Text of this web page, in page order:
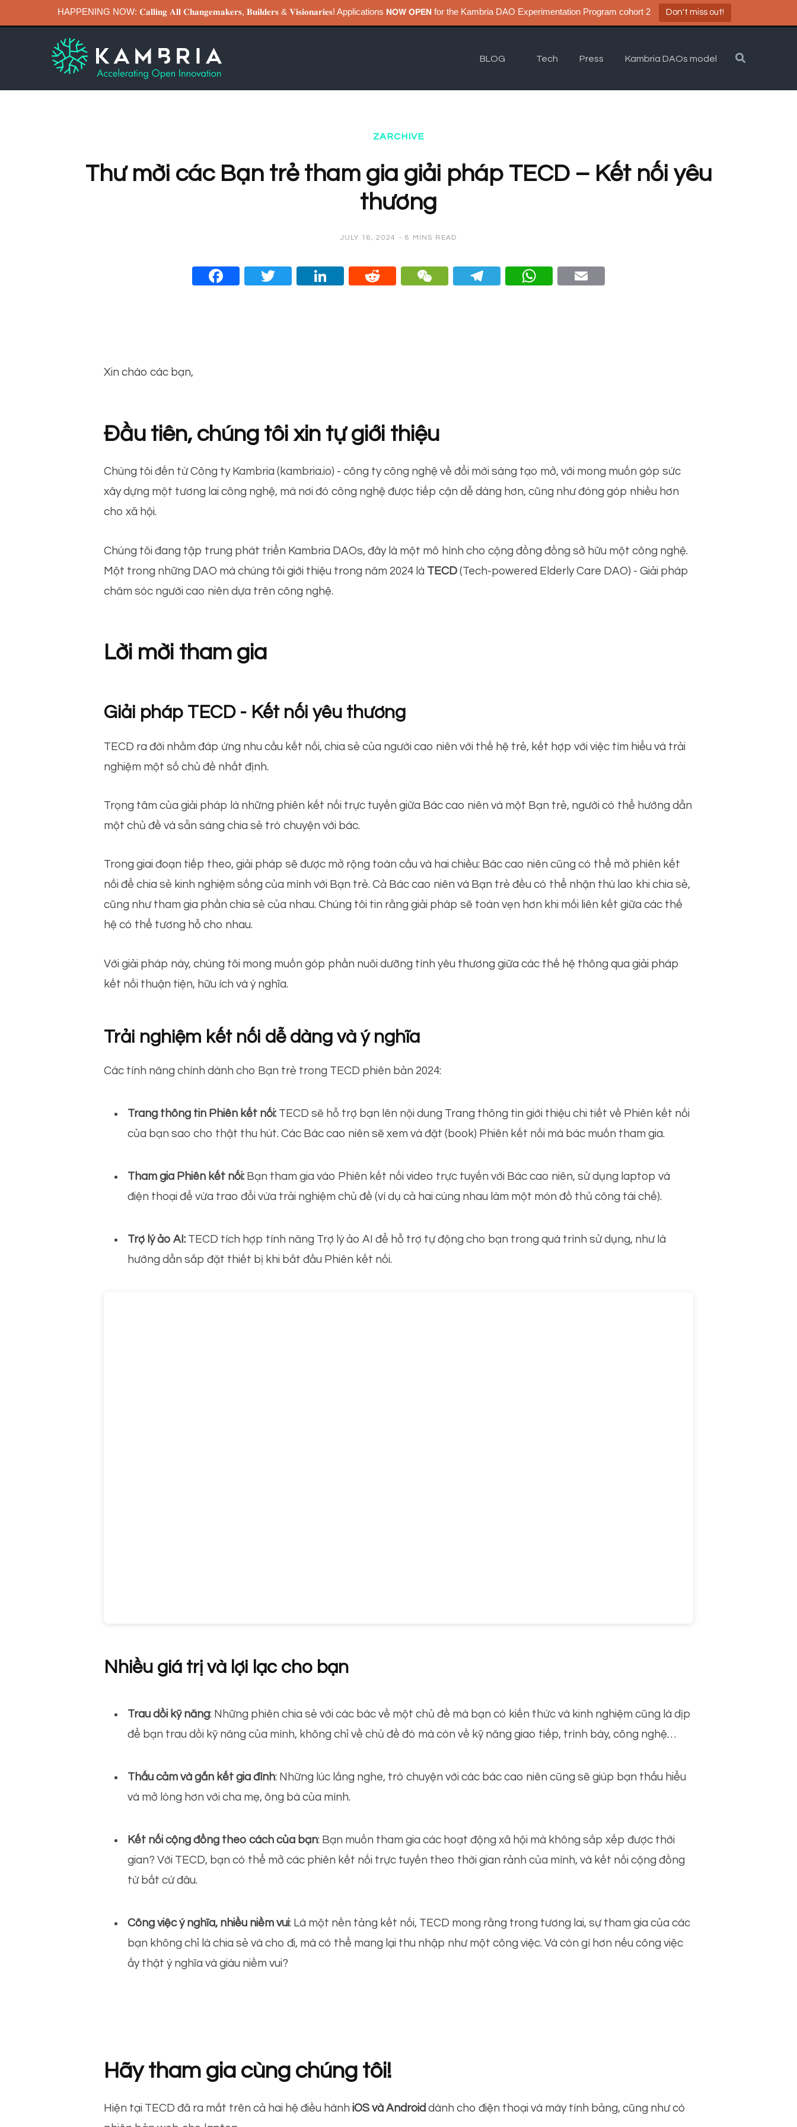
HAPPENING NOW: 𝐂𝐚𝐥𝐥𝐢𝐧𝐠 𝐀𝐥𝐥 𝐂𝐡𝐚𝐧𝐠𝐞𝐦𝐚𝐤𝐞𝐫𝐬, 𝐁𝐮𝐢𝐥𝐝𝐞𝐫𝐬 & 𝐕𝐢𝐬𝐢𝐨𝐧𝐚𝐫𝐢𝐞𝐬! Applications 𝗡𝗢𝗪 𝗢𝗣𝗘𝗡 for the Kambria DAO Experimentation Program cohort 2 Don't miss out!
BLOG Tech Press Kambria DAOs model
ZARCHIVE
Thư mời các Bạn trẻ tham gia giải pháp TECD – Kết nối yêu
thương
JULY 16, 2024 8 MINS READ
Face
Twitt
Linke
Redd
WeC
Teleg
What
Xin chào các bạn,
Đầu tiên, chúng tôi xin tự giới thiệu
Chúng tôi đến từ Công ty Kambria (kambria.io) - công ty công nghệ về đổi mới sáng tạo mở, với mong muốn góp sức
xây dựng một tương lai công nghệ, mà nơi đó công nghệ được tiếp cận dễ dàng hơn, cũng như đóng góp nhiều hơn
cho xã hội.
Chúng tôi đang tập trung phát triển Kambria DAOs, đây là một mô hình cho cộng đồng đồng sở hữu một công nghệ.
Một trong những DAO mà chúng tôi giới thiệu trong năm 2024 là TECD (Tech-powered Elderly Care DAO) - Giải pháp
chăm sóc người cao niên dựa trên công nghệ.
Lời mời tham gia
Giải pháp TECD - Kết nối yêu thương
TECD ra đời nhằm đáp ứng nhu cầu kết nối, chia sẻ của người cao niên với thế hệ trẻ, kết hợp với việc tìm hiểu và trải
nghiệm một số chủ đề nhất định.
Trọng tâm của giải pháp là những phiên kết nối trực tuyến giữa Bác cao niên và một Bạn trẻ, người có thể hướng dẫn
một chủ đề và sẵn sàng chia sẻ trò chuyện với bác.
Trong giai đoạn tiếp theo, giải pháp sẽ được mở rộng toàn cầu và hai chiều: Bác cao niên cũng có thể mở phiên kết
nối để chia sẻ kinh nghiệm sống của mình với Bạn trẻ. Cả Bác cao niên và Bạn trẻ đều có thể nhận thù lao khi chia sẻ,
cũng như tham gia phần chia sẻ của nhau. Chúng tôi tin rằng giải pháp sẽ toàn vẹn hơn khi mối liên kết giữa các thế
hệ có thể tương hỗ cho nhau.
Với giải pháp này, chúng tôi mong muốn góp phần nuôi dưỡng tình yêu thương giữa các thế hệ thông qua giải pháp
kết nối thuận tiện, hữu ích và ý nghĩa.
Trải nghiệm kết nối dễ dàng và ý nghĩa
Các tính năng chính dành cho Bạn trẻ trong TECD phiên bản 2024:
Trang thông tin Phiên kết nối: TECD sẽ hỗ trợ bạn lên nội dung Trang thông tin giới thiệu chi tiết về Phiên kết nối
của bạn sao cho thật thu hút. Các Bác cao niên sẽ xem và đặt (book) Phiên kết nối mà bác muốn tham gia.
Tham gia Phiên kết nối: Bạn tham gia vào Phiên kết nối video trực tuyến với Bác cao niên, sử dụng laptop và
điện thoại để vừa trao đổi vừa trải nghiệm chủ đề (ví dụ cả hai cùng nhau làm một món đồ thủ công tái chế).
Trợ lý ảo AI: TECD tích hợp tính năng Trợ lý ảo AI để hỗ trợ tự động cho bạn trong quá trình sử dụng, như là
hướng dẫn sắp đặt thiết bị khi bắt đầu Phiên kết nối.
Nhiều giá trị và lợi lạc cho bạn
Trau dồi kỹ năng: Những phiên chia sẻ với các bác về một chủ đề mà bạn có kiến thức và kinh nghiệm cũng là dịp
để bạn trau dồi kỹ năng của mình, không chỉ về chủ đề đó mà còn về kỹ năng giao tiếp, trình bày, công nghệ…
Thấu cảm và gắn kết gia đình: Những lúc lắng nghe, trò chuyện với các bác cao niên cũng sẽ giúp bạn thấu hiểu
và mở lòng hơn với cha mẹ, ông bà của mình.
Kết nối cộng đồng theo cách của bạn: Bạn muốn tham gia các hoạt động xã hội mà không sắp xếp được thời
gian? Với TECD, bạn có thể mở các phiên kết nối trực tuyến theo thời gian rảnh của mình, và kết nối cộng đồng
từ bất cứ đâu.
Công việc ý nghĩa, nhiều niềm vui: Là một nền tảng kết nối, TECD mong rằng trong tương lai, sự tham gia của các
bạn không chỉ là chia sẻ và cho đi, mà có thể mang lại thu nhập như một công việc. Và còn gì hơn nếu công việc
ấy thật ý nghĩa và giàu niềm vui?
Hãy tham gia cùng chúng tôi!
Hiện tại TECD đã ra mắt trên cả hai hệ điều hành iOS và Android dành cho điện thoại và máy tính bảng, cũng như có